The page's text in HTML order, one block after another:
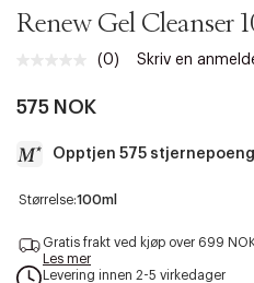
Renew Gel Cleanser
Ingen
(0) Skriv en
575 NOK
Opptjen 575 stjernepoeng
a
c
Størrelse:100ml
Gratis frakt ved kjøp over 699
Les mer
Levering innen 2-5 virkedager